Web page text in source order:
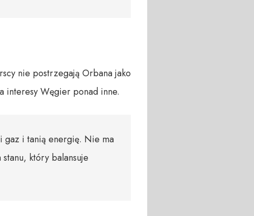
nie postrzegają Orbana jako
interesy Węgier ponad inne.
gaz i tanią energię. Nie ma
który balansuje